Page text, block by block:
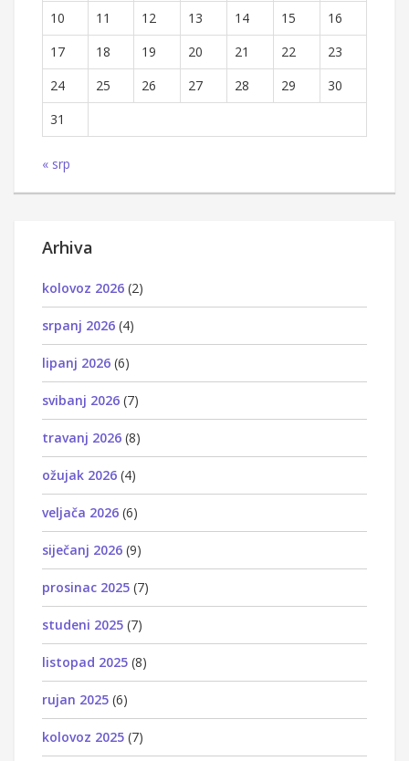
10
11 12 13 14 15
16
17
18 19 20 21 22
23
24
25 26 27 28 29
30
31
« srp
Arhiva
kolovoz 2026 (2)
srpanj 2026 (4)
lipanj 2026 (6)
svibanj 2026 (7)
travanj 2026 (8)
ožujak 2026 (4)
veljača 2026 (6)
siječanj 2026 (9)
prosinac 2025 (7)
studeni 2025 (7)
listopad 2025 (8)
rujan 2025 (6)
kolovoz 2025 (7)